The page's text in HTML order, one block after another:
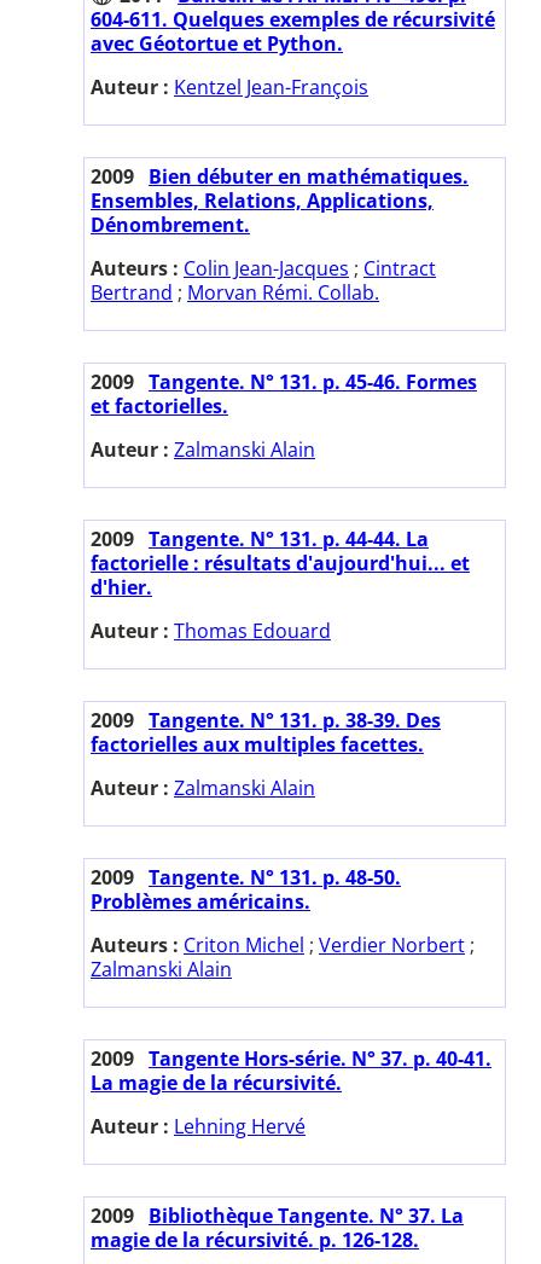
604-611. Quelques exemples de récursivité
avec Géotortue et Python.
Auteur : Kentzel Jean-François
2009 Bien débuter en mathématiques.
Ensembles, Relations, Applications,
Dénombrement.
Auteurs : Colin Jean-Jacques ; Cintract
Bertrand ; Morvan Rémi. Collab.
2009 Tangente. N° 131. p. 45-46. Formes
et factorielles.
Auteur : Zalmanski Alain
2009 Tangente. N° 131. p. 44-44. La
factorielle : résultats d'aujourd'hui... et
d'hier.
Auteur : Thomas Edouard
2009 Tangente. N° 131. p. 38-39. Des
factorielles aux multiples facettes.
Auteur : Zalmanski Alain
2009 Tangente. N° 131. p. 48-50.
Problèmes américains.
Auteurs : Criton Michel ; Verdier Norbert ;
Zalmanski Alain
2009 Tangente Hors-série. N° 37. p. 40-41.
La magie de la récursivité.
Auteur : Lehning Hervé
2009 Bibliothèque Tangente. N° 37. La
magie de la récursivité. p. 126-128.